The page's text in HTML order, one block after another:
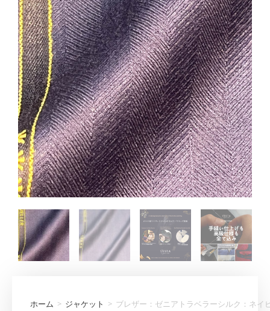
ホーム > ジャケット > ブレザー：ゼニアトラベラーシルク：ネイ